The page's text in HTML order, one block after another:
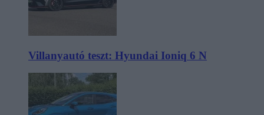
Villanyautó teszt: Hyundai Ioniq 6 N